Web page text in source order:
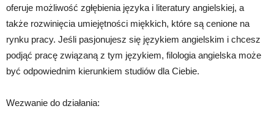
oferuje możliwość zgłębienia języka i literatury angielskiej, a
także rozwinięcia umiejętności miękkich, które są cenione na
rynku pracy. Jeśli pasjonujesz się językiem angielskim i chcesz
podjąć pracę związaną z tym językiem, filologia angielska może
być odpowiednim kierunkiem studiów dla Ciebie.
Wezwanie do działania: